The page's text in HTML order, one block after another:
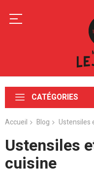
CATÉGORIES
Accueil Blog Ustensiles
Ustensiles
cuisine